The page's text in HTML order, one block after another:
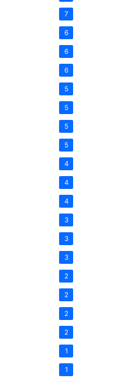
7
6
6
6
5
5
5
5
4
4
4
3
3
3
2
2
2
2
1
1